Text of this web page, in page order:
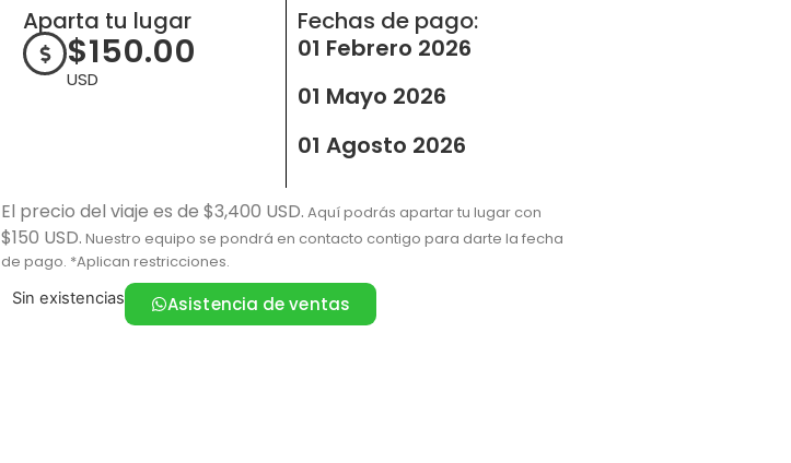
Aparta tu lugar
$150.00
USD
Fechas de pago:
01 Febrero 2026
01 Mayo 2026
01 Agosto 2026
El precio del viaje es de $3,400 USD. Aquí podrás apartar tu lugar con
$150 USD. Nuestro equipo se pondrá en contacto contigo para darte la fecha
de pago. *Aplican restricciones.
Sin existencias Asistencia de ventas